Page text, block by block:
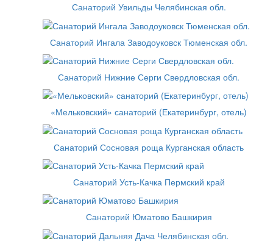
Санаторий Увильды Челябинская обл.
Санаторий Ингала Заводоуковск Тюменская обл.
Санаторий Нижние Серги Свердловская обл.
«Мельковский» санаторий (Екатеринбург, отель)
Санаторий Сосновая роща Курганская область
Санаторий Усть-Качка Пермский край
Санаторий Юматово Башкирия